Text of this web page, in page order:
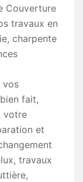
Couverture
travaux en
charpente
vos
fait,
votre
et
travaux